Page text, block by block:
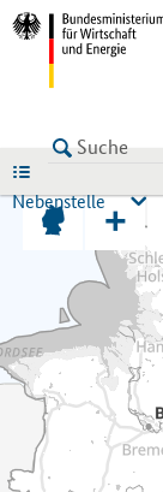
Nebenstelle+